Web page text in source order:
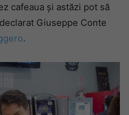
cafeaua și astăzi pot să
Giuseppe Conte
.